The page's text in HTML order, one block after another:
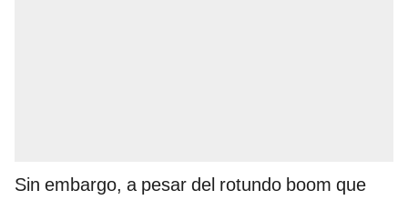
Sin embargo, a pesar del rotundo boom que